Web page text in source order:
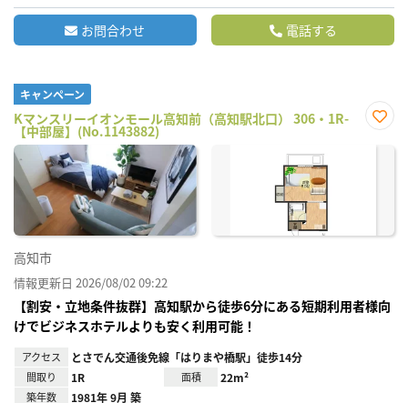
お問合わせ 電話する
キャンペーン
Kマンスリーイオンモール高知前（高知駅北口） 306・1R-
【中部屋】(No.1143882)
に入
高知市
情報更新日 2026/08/02 09:22
【割安・立地条件抜群】高知駅から徒歩6分にある短期利用者様向
けでビジネスホテルよりも安く利用可能！
アクセス とさでん交通後免線「はりまや橋駅」徒歩14分
間取り 1R 面積 22m²
築年数 1981年 9月 築